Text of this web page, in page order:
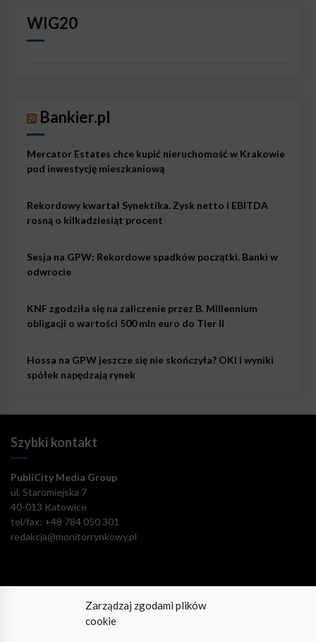
Zarządzaj zgodami plików
cookie
WIG20
Bankier.pl
Mercator Estates chce kupić nieruchomość w Krakowie
pod inwestycję mieszkaniową
Rekordowy kwartał Synektika. Zysk netto i EBITDA
rosną o kilkadziesiąt procent
Sesja na GPW: Rekordowe spadków początki. Banki w
odwrocie
KNF zgodziła się na zaliczenie przez B. Millennium
obligacji o wartości 500 mln euro do Tier II
Hossa na GPW jeszcze się nie skończyła? OKI i wyniki
spółek napędzają rynek
Szybki kontakt
PubliCity Media Group
ul. Staromiejska 7
40-013 Katowice
tel/fax: +48 784 050 301
redakcja@monitorrynkowy.pl
Pozostańmy w kontakcie!